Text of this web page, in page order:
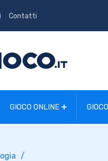
Contatti
GIOCO ONLINE